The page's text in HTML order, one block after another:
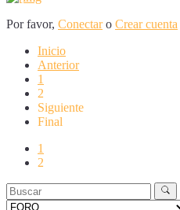
Por favor, Conectaro Crear cuenta
Inicio
Anterior
1
2
Siguiente
Final
1
2